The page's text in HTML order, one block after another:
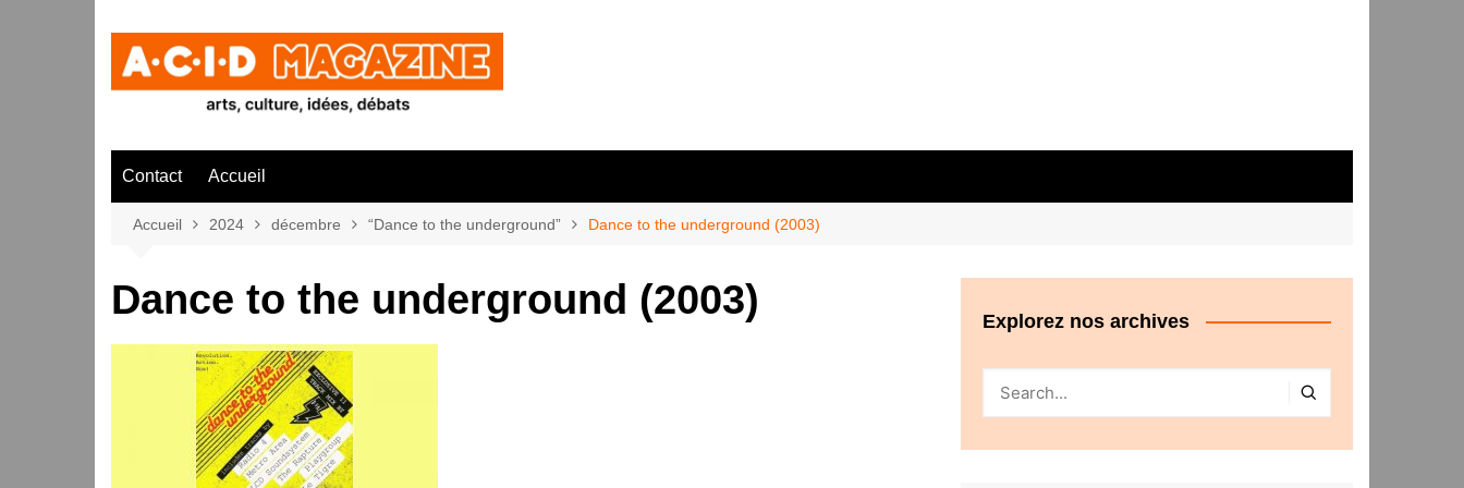
Contact Accueil
Accueil 2024 décembre “Dance to the underground” Dance to the underground (2003)
Dance to the underground (2003) Explorez nos archives